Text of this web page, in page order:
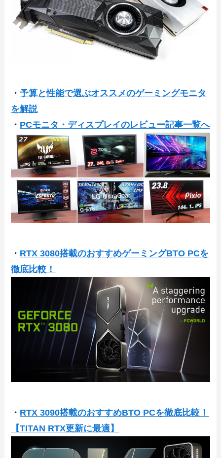
・予算と性能で選ぶオススメのゲーミングモニタ
を解説
・ PCモニタ・ディスプレイのレビュー記事一覧へ
・ RTX 3080搭載のおすすめゲーミングBTO PCを
徹底比較！
・ RTX 3090搭載のおすすめBTO PCを徹底比較！
【TITAN RTX更新に最適】